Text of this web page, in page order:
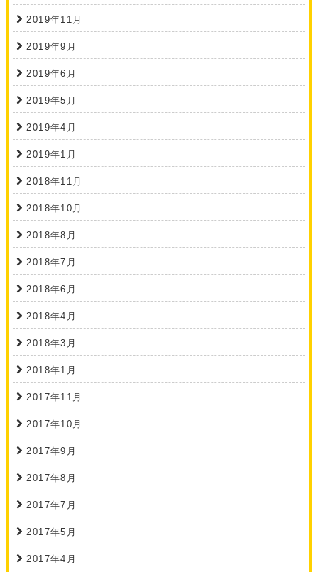
2019年11月
2019年9月
2019年6月
2019年5月
2019年4月
2019年1月
2018年11月
2018年10月
2018年8月
2018年7月
2018年6月
2018年4月
2018年3月
2018年1月
2017年11月
2017年10月
2017年9月
2017年8月
2017年7月
2017年5月
2017年4月